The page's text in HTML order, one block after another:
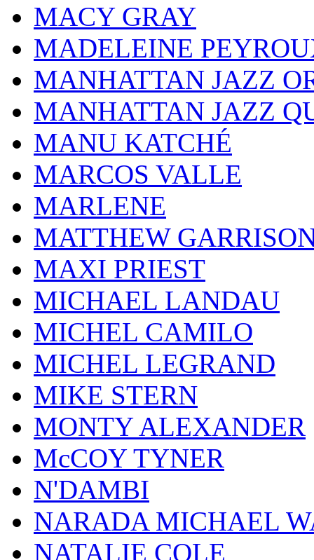
MACY GRAY
MADELEINE
MANHATTAN JAZZ
MANHATTAN JAZZ
MANU KATCHÉ
MARCOS VALLE
MARLENE
MATTHEW
MAXI PRIEST
MICHAEL LANDAU
MICHEL CAMILO
MICHEL LEGRAND
MIKE STERN
MONTY ALEXANDER
McCOY TYNER
N'DAMBI
NARADA MICHAEL
NATALIE COLE